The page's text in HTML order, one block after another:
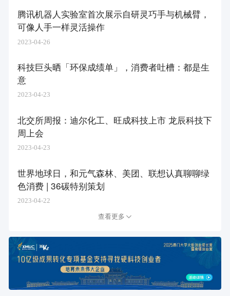
腾讯机器人实验室首次展示自研灵巧手与机械臂，
可像人手一样灵活操作
2023-04-26
科技巨头晒「环保成绩单」，消费者吐槽：都是生
意
2023-04-23
北交所周报：迪尔化工、旺成科技上市 龙辰科技下
周上会
2023-04-23
世界地球日，和元气森林、美团、联想认真聊聊绿
色消费 | 36碳特别策划
2023-04-22
查看更多